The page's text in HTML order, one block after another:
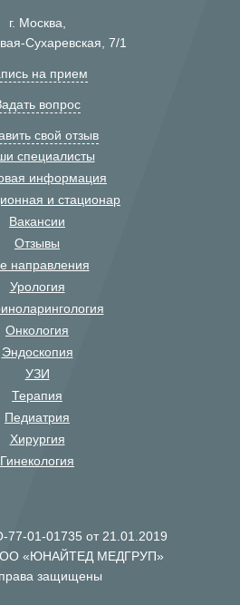
г. Москва,
Сухаревская, 7/1
на прием
вопрос
свой отзыв
специалисты
информация
и стационар
Вакансии
Отзывы
направления
Урология
Онкология
Эндоскопия
УЗИ
Терапия
Педиатрия
Хирургия
Гинекология
01-01735 от 21.01.2019
«ЮНАЙТЕД МЕДГРУП»
защищены